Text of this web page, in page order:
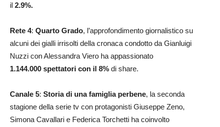
il 2.9%.
Rete 4: Quarto Grado, l’approfondimento giornalistico su
alcuni dei gialli irrisolti della cronaca condotto da Gianluigi
Nuzzi con Alessandra Viero ha appassionato
1.144.000 spettatori con il 8% di share.
Canale 5: Storia di una famiglia perbene, la seconda
stagione della serie tv con protagonisti Giuseppe Zeno,
Simona Cavallari e Federica Torchetti ha coinvolto